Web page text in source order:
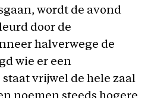
wordt de avond
door de
halverwege de
wie er een
vrijwel de hele zaal